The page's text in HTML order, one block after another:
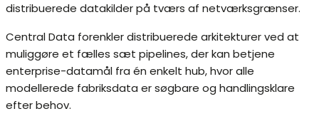
distribuerede datakilder på tværs af netværksgrænser.
Central Data forenkler distribuerede arkitekturer ved at
muliggøre et fælles sæt pipelines, der kan betjene
enterprise-datamål fra én enkelt hub, hvor alle
modellerede fabriksdata er søgbare og handlingsklare
efter behov.